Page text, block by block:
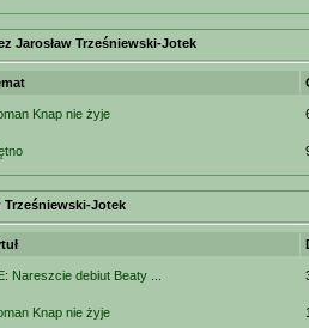
Jarosław Trześniewski-Jotek
Knap nie żyje
Trześniewski-Jotek
Nareszcie debiut Beaty ...
Knap nie żyje